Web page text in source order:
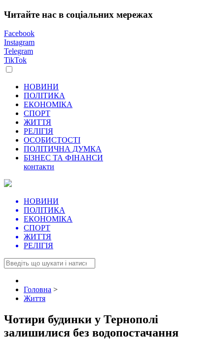
Читайте нас в соціальних мережах
Facebook
Instagram
Telegram
TikTok
НОВИНИ
ПОЛІТИКА
ЕКОНОМІКА
СПОРТ
ЖИТТЯ
РЕЛІГІЯ
ОСОБИСТОСТІ
ПОЛІТИЧНА ДУМКА
БІЗНЕС ТА ФІНАНСИ
контакти
НОВИНИ
ПОЛІТИКА
ЕКОНОМІКА
СПОРТ
ЖИТТЯ
РЕЛІГІЯ
Головна >
Життя
Чотири будинки у Тернополі
залишилися без водопостачання